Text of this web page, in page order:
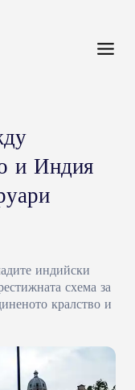
и Индия
индийски
схема за
кралство и